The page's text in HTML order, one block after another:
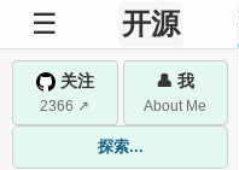
☰ 开源
关注
2366 ↗
👤 我
About Me
探索...